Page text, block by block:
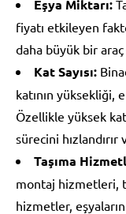
Eşya Miktarı:
fiyatı etkileyen
daha büyük bir
Kat Sayısı:
katının yüksekliği,
Özellikle yüksek
sürecini
Taşıma
montaj hizmetleri,
hizmetler,